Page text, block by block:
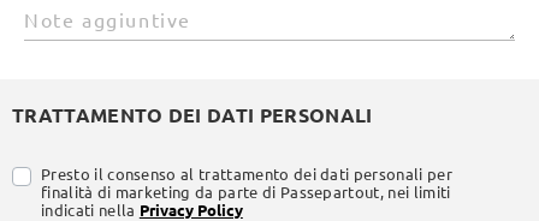
TRATTAMENTO DEI DATI PERSONALI
Presto il consenso al trattamento dei dati personali per
finalità di marketing da parte di Passepartout, nei limiti
indicati nella Privacy Policy